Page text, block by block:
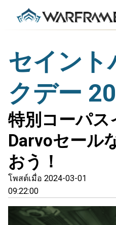
セイント
クデー
特別コーパス
Darvoセール
おう！
โพสต์เมื่อ 2024-03-01
09:22:00